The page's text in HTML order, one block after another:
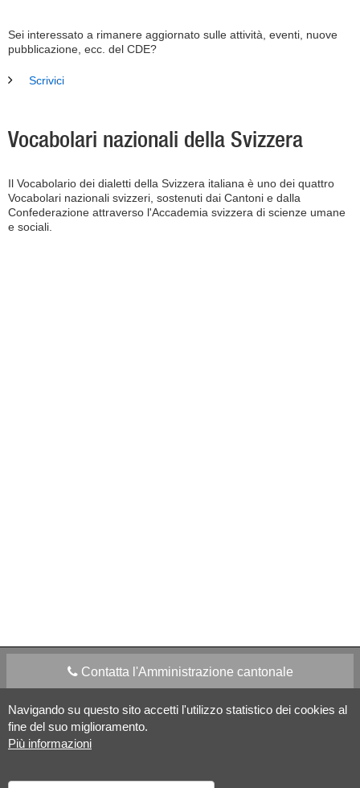
Navigando su questo sito accetti l'utilizzo statistico dei cookies al
fine del suo miglioramento.
Più informazioni
Sei interessato a rimanere aggiornato sulle attività, eventi, nuove
pubblicazione, ecc. del CDE?
Scrivici
Vocabolari nazionali della Svizzera
Il Vocabolario dei dialetti della Svizzera italiana è uno dei quattro
Vocabolari nazionali svizzeri, sostenuti dai Cantoni e dalla
Confederazione attraverso l'Accademia svizzera di scienze umane
e sociali.
Contatta l'Amministrazione cantonale
Apps Mobile Social media